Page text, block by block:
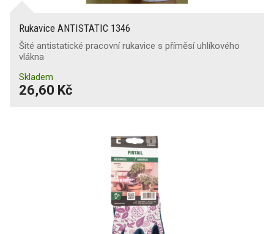
Rukavice ANTISTATIC 1346
Šité antistatické pracovní rukavice s příměsí uhlíkového
vlákna
Skladem
26,60 Kč